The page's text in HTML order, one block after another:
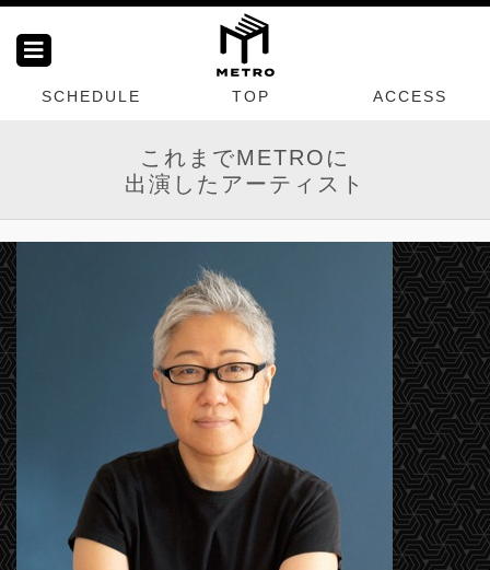
SCHEDULE TOP ACCESS
これまでMETROに
出演したアーティスト